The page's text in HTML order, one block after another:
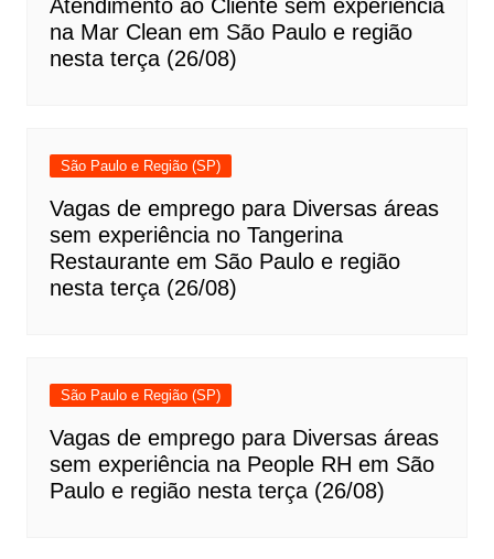
Atendimento ao Cliente sem experiência
na Mar Clean em São Paulo e região
nesta terça (26/08)
São Paulo e Região (SP)
Vagas de emprego para Diversas áreas
sem experiência no Tangerina
Restaurante em São Paulo e região
nesta terça (26/08)
São Paulo e Região (SP)
Vagas de emprego para Diversas áreas
sem experiência na People RH em São
Paulo e região nesta terça (26/08)